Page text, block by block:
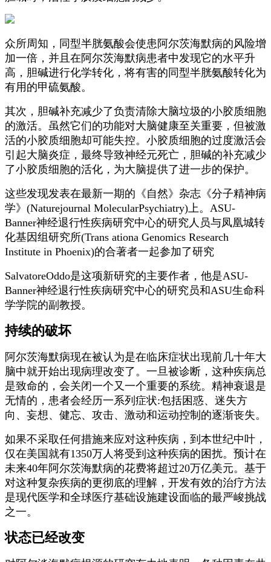
众所周知，同型半胱氨酸会使患阿尔茨海默病的风险增
加一倍，并且在阿尔茨海默病患者中发现它的水平升
高，胆碱进行化学转化，将有害的同型半胱氨酸转化为
有用的甲硫氨酸。
其次，胆碱补充减少了负责清除大脑垃圾的小胶质细胞
的激活。虽然它们的功能对大脑健康至关重要，但被激
活的小胶质细胞却可能失控。小胶质细胞的过度激活会
引起大脑炎症，最终导致神经元死亡，胆碱的补充减少
了小胶质细胞的活化，为大脑提供了进一步的保护。
这些发现发表在最新一期的《自然》杂志《分子精神病
学》(Naturejournal MolecularPsychiatry)上。ASU-
Banner神经退行性疾病研究中心的研究人员与凤凰城转
化基因组研究所(Trans ationa Genomics Research
Institute in Phoenix)的合著者一起参加了研究
SalvatoreOddo是这项新研究的主要作者，他是ASU-
Banner神经退行性疾病研究中心的研究员和ASU生命科
学学院的副教授。
持续的破坏
阿尔茨海默病现在被认为是在临床症状出现前几十年大
脑中就开始出现病理改变了。一旦被诊断，这种疾病总
是致命的，会关闭一个又一个重要的系统。精神衰退是
无情的，患者会经历一系列症状:包括困惑、迷失方
向、妄想、健忘、攻击、激动和运动控制的逐渐丧失。
如果不采取任何措施来应对这种疾病，到本世纪中叶，
仅在美国就有1350万人将受到这种疾病的困扰。预计在
未来40年阿尔茨海默病的花费将超过20万亿美元。基于
对这种复杂疾病的更彻底的理解，开发有效的治疗方法
是现代医学和全球医疗基础设施建设面临的最严峻挑战
之一。
状态已经改变